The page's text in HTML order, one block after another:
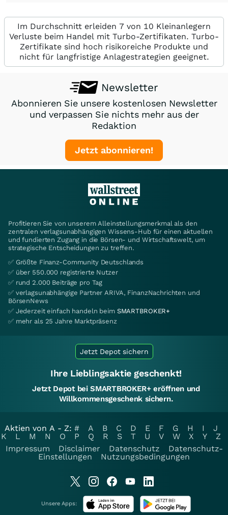
Im Durchschnitt erleiden 7 von 10 Kleinanlegern
Verluste beim Handel mit Turbo-Zertifikaten. Turbo-
Zertifikate sind hoch risikoreiche Produkte und
nicht für langfristige Anlagestrategien geeignet.
Newsletter
Abonnieren Sie unsere kostenlosen Newsletter
und verpassen Sie nichts mehr aus der
Redaktion
Jetzt abonnieren!
Profitieren Sie von unserem Alleinstellungsmerkmal als den
zentralen verlagsunabhängigen Wissens-Hub für einen aktuellen
und fundierten Zugang in die Börsen- und Wirtschaftswelt, um
strategische Entscheidungen zu treffen.
✅ Größte Finanz-Community Deutschlands
✅ über 550.000 registrierte Nutzer
✅ rund 2.000 Beiträge pro Tag
✅ verlagsunabhängige Partner ARIVA, FinanzNachrichten und
BörsenNews
✅ Jederzeit einfach handeln beim SMARTBROKER+
✅ mehr als 25 Jahre Marktpräsenz
Jetzt Depot sichern
Ihre Lieblingsaktie geschenkt!
Jetzt Depot bei SMARTBROKER+ eröffnen und
Willkommensgeschenk sichern.
Aktien von A - Z: # A B C D E F G H I
J
K
L M N O P Q R S T U V W X Y
Z
Impressum
Disclaimer Datenschutz
Datenschutz-
Einstellungen
Nutzungsbedingungen
Unsere Apps: